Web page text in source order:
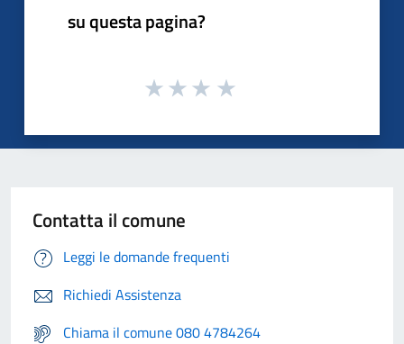
su questa pagina?
Contatta il comune
Leggi le domande frequenti
Richiedi Assistenza
Chiama il comune 080 4784264